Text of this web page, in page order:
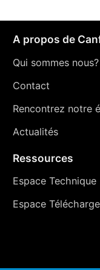
A propos de
Qui sommes nous?
Contact
Rencontrez notre
Actualités
Ressources
Espace Technique
Espace